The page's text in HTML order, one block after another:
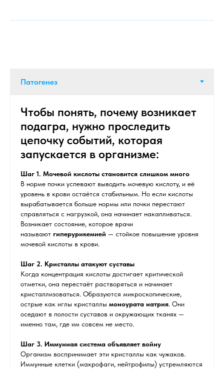
Чтобы понять, почему возникает
подагра, нужно проследить
цепочку событий, которая
запускается в организме:
Шаг 1. Мочевой кислоты становится слишком много
В норме почки успевают выводить мочевую кислоту, и её
уровень в крови остаётся стабильным. Но если кислоты
вырабатывается больше нормы или почки перестают
справляться с нагрузкой, она начинает накапливаться.
Возникает состояние, которое врачи
называют гиперурикемией — стойкое повышение уровня
мочевой кислоты в крови.
Шаг 2. Кристаллы атакуют суставы
Когда концентрация кислоты достигает критической
отметки, она перестаёт растворяться и начинает
кристаллизоваться. Образуются микроскопические,
острые как иглы кристаллы моноурата натрия. Они
оседают в полости суставов и окружающих тканях —
именно там, где им совсем не место.
Шаг 3. Иммунная система объявляет войну
Организм воспринимает эти кристаллы как чужаков.
Иммунные клетки (макрофаги, нейтрофилы) устремляются